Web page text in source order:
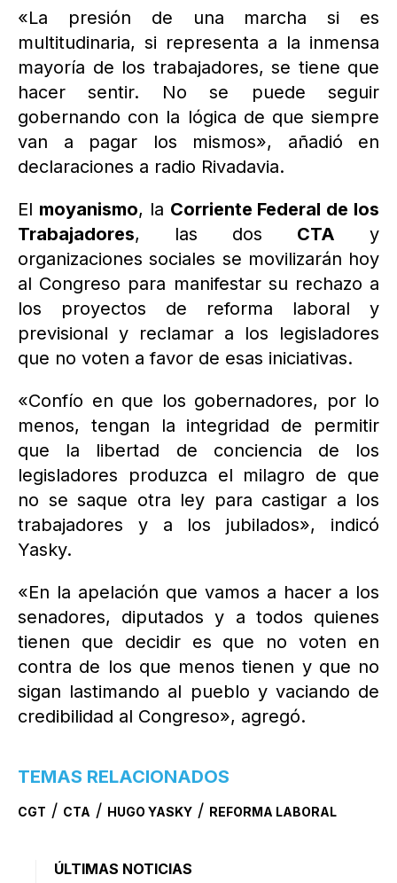
«La presión de una marcha si es
multitudinaria, si representa a la inmensa
mayoría de los trabajadores, se tiene que
hacer sentir. No se puede seguir
gobernando con la lógica de que siempre
van a pagar los mismos», añadió en
declaraciones a radio Rivadavia.
El moyanismo, la Corriente Federal de los
Trabajadores, las dos CTA y
organizaciones sociales se movilizarán hoy
al Congreso para manifestar su rechazo a
los proyectos de reforma laboral y
previsional y reclamar a los legisladores
que no voten a favor de esas iniciativas.
«Confío en que los gobernadores, por lo
menos, tengan la integridad de permitir
que la libertad de conciencia de los
legisladores produzca el milagro de que
no se saque otra ley para castigar a los
trabajadores y a los jubilados», indicó
Yasky.
«En la apelación que vamos a hacer a los
senadores, diputados y a todos quienes
tienen que decidir es que no voten en
contra de los que menos tienen y que no
sigan lastimando al pueblo y vaciando de
credibilidad al Congreso», agregó.
TEMAS RELACIONADOS
CGT / CTA / HUGO YASKY / REFORMA LABORAL
ÚLTIMAS NOTICIAS